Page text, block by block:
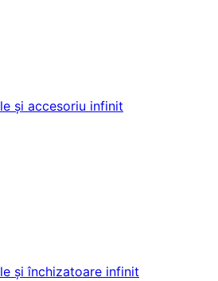
și accesoriu infinit
și închizatoare infinit